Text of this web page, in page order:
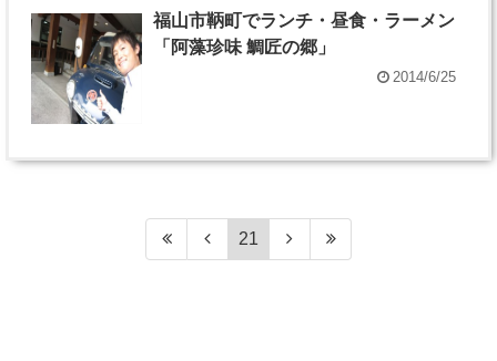
福山市鞆町でランチ・昼食・ラーメン
「阿藻珍味 鯛匠の郷」
2014/6/25
21